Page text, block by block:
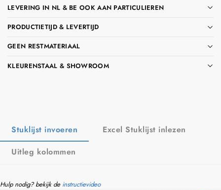
LEVERING IN NL & BE OOK AAN PARTICULIEREN
PRODUCTIETIJD & LEVERTIJD
GEEN RESTMATERIAAL
KLEURENSTAAL & SHOWROOM
Stuklijst invoeren
Excel Stuklijst inlezen
Uitleg kolommen
Hulp nodig? bekijk de instructievideo